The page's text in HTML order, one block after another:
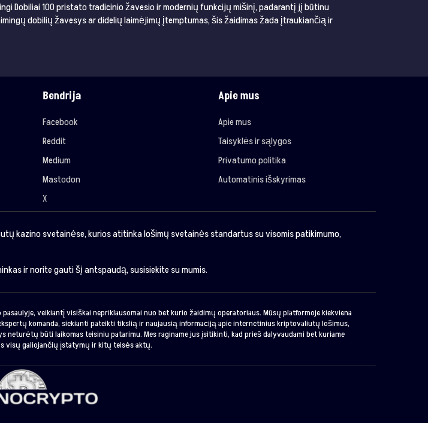
Dobiliai 100 pristato tradicinio žavesio ir modernių funkcijų mišinį, padarantį jį būtinu
dobilių žavesys ar didelių laimėjimų įtemptumas, šis žaidimas žada įtraukiančią ir
Bendrija
Facebook
Reddit
Medium
Mastodon
X
Apie mus
Apie mus
Taisyklės ir sąlygos
Privatumo politika
Automatinis išskyrimas
kazino svetainėse, kurios atitinka lošimų svetainės standartus su visomis patikimumo,
ir norite gauti šį antspaudą, susisiekite su mumis.
veikiantį visiškai nepriklausomai nuo bet kurio žaidimų operatoriaus. Mūsų platformoje kiekviena
komanda, siekianti pateikti tikslią ir naujausią informaciją apie internetinius kriptovaliutų lošimus,
būti laikomas teisiniu patarimu. Mes raginame jus įsitikinti, kad prieš dalyvaudami bet kuriame
visų galiojančių įstatymų ir kitų teisės aktų.